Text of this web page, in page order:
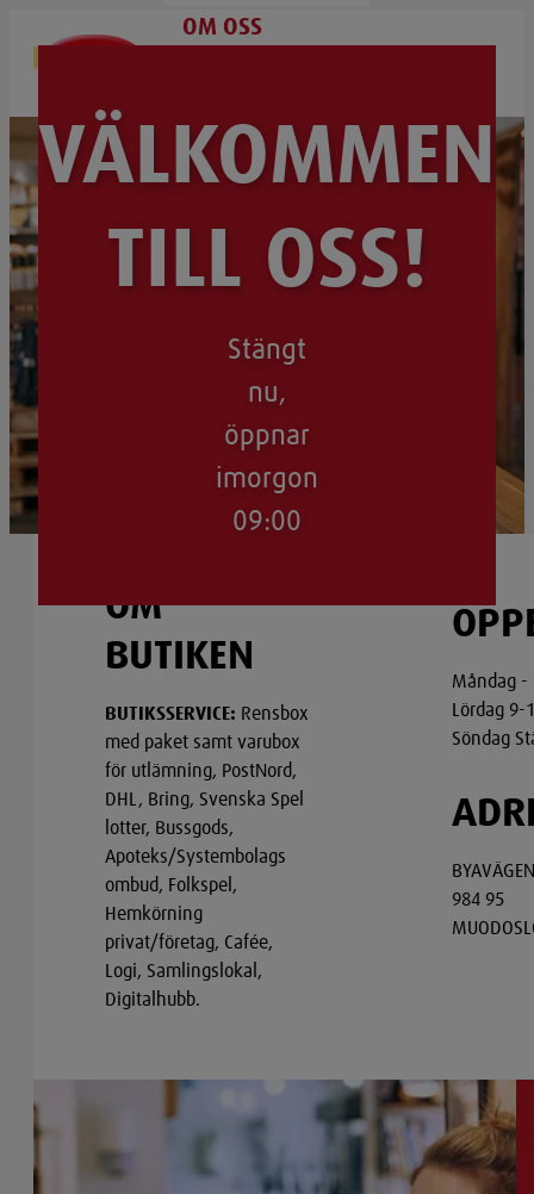
OM OSS
VÄLKOMMEN
TILL OSS!
Stängt
nu,
öppnar
imorgon
09:00
OM
BUTIKEN
BUTIKSSERVICE: Rensbox
med paket samt varubox
för utlämning, PostNord,
DHL, Bring, Svenska Spel
lotter, Bussgods,
Apoteks/Systembolags
ombud, Folkspel,
Hemkörning
privat/företag, Cafée,
Logi, Samlingslokal,
Digitalhubb.
Måndag -
Lördag 9-
Söndag
984 95